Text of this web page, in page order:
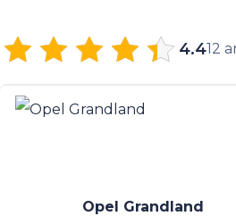
4.412
Opel Grandland